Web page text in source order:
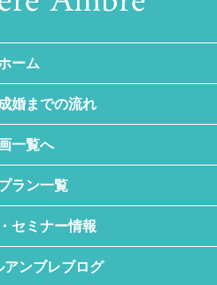
ーム
婚までの流れ
一覧へ
ラン一覧
セミナー情報
アンブレブログ